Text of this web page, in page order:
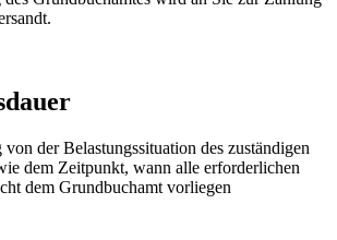
der Belastungssituation des zuständigen
dem Zeitpunkt, wann alle erforderlichen
dem Grundbuchamt vorliegen